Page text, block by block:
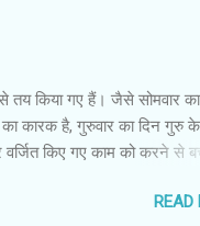
छिपकली
लेकिन वो कोई ऐसा जीव नहीं है
से तय किया गए हैं। जैसे सोमवार
कारक है, गुरुवार का दिन गुरु
किए गए काम को करने से
किस तरह के साबुन का इस्तेमाल
READ